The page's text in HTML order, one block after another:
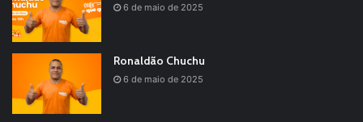
6 de maio de 2025
Ronaldão Chuchu
6 de maio de 2025